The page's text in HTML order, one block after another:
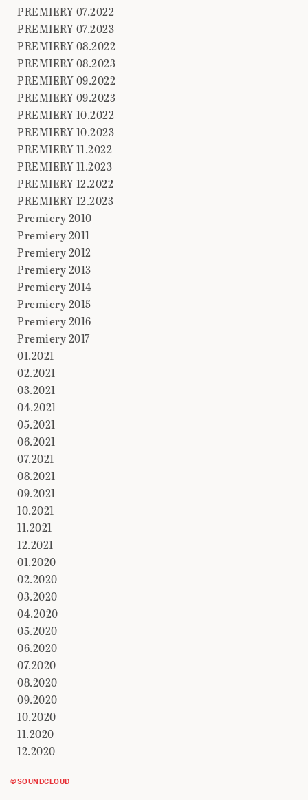
PREMIERY 07.2022
PREMIERY 07.2023
PREMIERY 08.2022
PREMIERY 08.2023
PREMIERY 09.2022
PREMIERY 09.2023
PREMIERY 10.2022
PREMIERY 10.2023
PREMIERY 11.2022
PREMIERY 11.2023
PREMIERY 12.2022
PREMIERY 12.2023
Premiery 2010
Premiery 2011
Premiery 2012
Premiery 2013
Premiery 2014
Premiery 2015
Premiery 2016
Premiery 2017
01.2021
02.2021
03.2021
04.2021
05.2021
06.2021
07.2021
08.2021
09.2021
10.2021
11.2021
12.2021
01.2020
02.2020
03.2020
04.2020
05.2020
06.2020
07.2020
08.2020
09.2020
10.2020
11.2020
12.2020
@SOUNDCLOUD